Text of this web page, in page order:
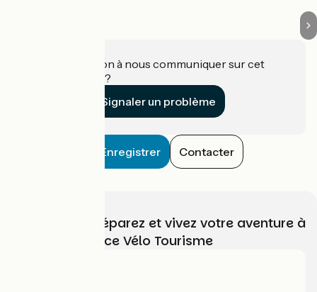
Une information à nous communiquer sur cet
établissement ?
Signaler un problème
Enregistrer Contacter
Choisissez, préparez et vivez votre aventure à
vélo avec France Vélo Tourisme